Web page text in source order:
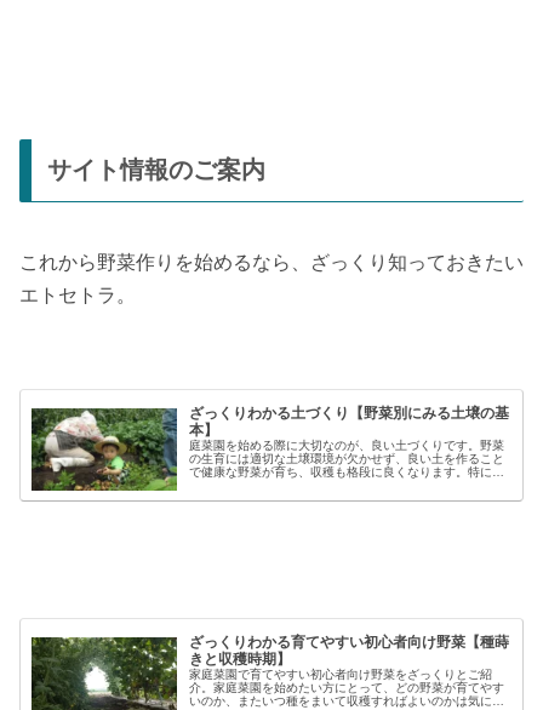
サイト情報のご案内
これから野菜作りを始めるなら、ざっくり知っておきたい
エトセトラ。
ざっくりわかる土づくり【野菜別にみる土壌の基
本】
庭菜園を始める際に大切なのが、良い土づくりです。野菜
の生育には適切な土壌環境が欠かせず、良い土を作ること
で健康な野菜が育ち、収穫も格段に良くなります。特に初
家庭菜園で失敗しないコツと言える...
ざっくりわかる育てやすい初心者向け野菜【種蒔
きと収穫時期】
家庭菜園で育てやすい初心者向け野菜をざっくりとご紹
介。家庭菜園を始めたい方にとって、どの野菜が育てやす
いのか、またいつ種をまいて収穫すればよいのかは気にな